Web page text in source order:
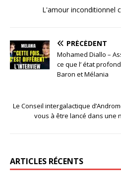
L'amour inconditionnel
PRÉCÉDENT
Mohamed Diallo –
ce que l’ état
Baron et Mélania
Le Conseil intergalactique
vous à être lancé dans une
ARTICLES RÉCENTS